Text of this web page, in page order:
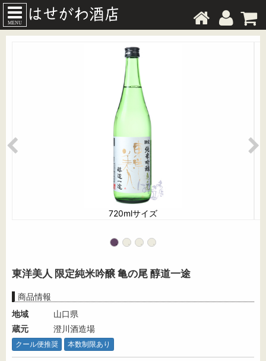
MENU
720mlサイズ
東洋美人 限定純米吟醸 亀の尾 醇道一途
商品情報
地域
山口県
蔵元
澄川酒造場
クール便推奨 本数制限あり